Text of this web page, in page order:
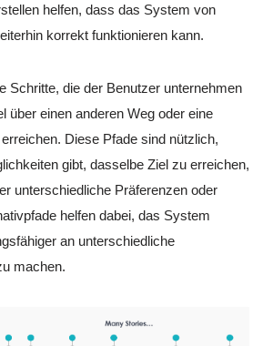
helfen, dass das System von
korrekt funktionieren kann.
Schritte, die der Benutzer unternehmen
über einen anderen Weg oder eine
Diese Pfade sind nützlich,
gibt, dasselbe Ziel zu erreichen,
unterschiedliche Präferenzen oder
helfen dabei, das System
an unterschiedliche
machen.